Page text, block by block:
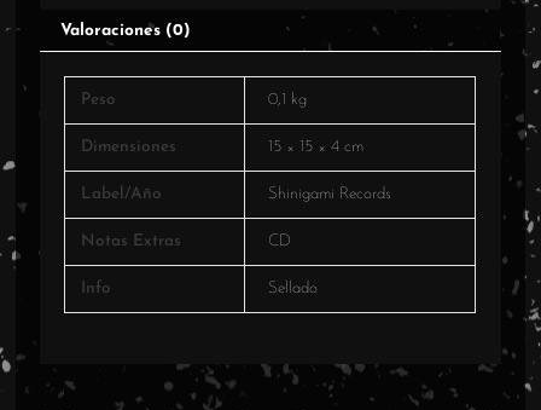
Valoraciones (0)
Peso 0,1 kg
Dimensiones 15 × 15 × 4 cm
Label/Año Shinigami Records
Notas Extras CD
Info Sellado